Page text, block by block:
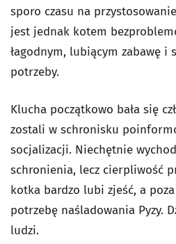
sporo czasu na
jest jednak kotem
łagodnym, lubiącym zabawę i
potrzeby.
Klucha początkowo bała się
zostali w schronisku
socjalizacji. Niechętnie
schronienia, lecz cierpliwość
kotka bardzo lubi zjeść, a
potrzebę naśladowania Pyzy.
ludzi.